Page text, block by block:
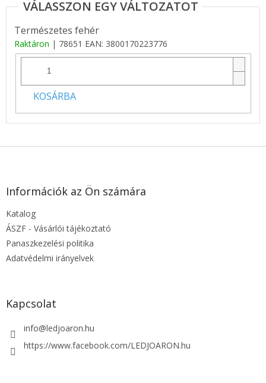
Természetes fehér
Raktáron | 78651 EAN: 3800170223776
KOSÁRBA
L
Információk az Ön számára
Katalog
ÁSZF - Vásárlói tájékoztató
Panaszkezelési politika
Adatvédelmi irányelvek
Kapcsolat
info@ledjoaron.hu
https://www.facebook.com/LEDJOARON.hu